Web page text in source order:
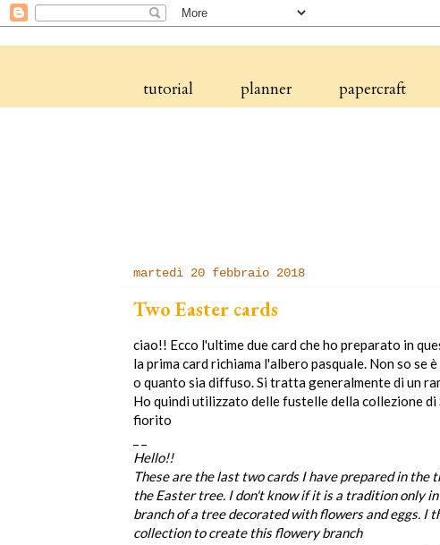
tutorial planner papercraft
martedì 20 febbraio 2018
Two Easter cards
ciao!! Ecco l'ultime due card che ho preparato in
la prima card richiama l'albero pasquale. Non so
o quanto sia diffuso. Si tratta generalmente di un
Ho quindi utilizzato delle fustelle della collezione
fiorito
Hello!!
These are the last two cards I have prepared in
the Easter tree. I don't know if it is a tradition only
branch of a tree decorated with flowers and eggs. I
collection to create this flowery branch